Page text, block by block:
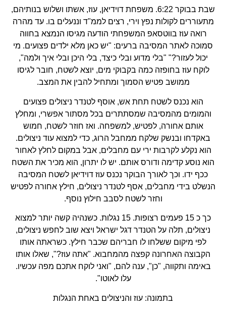
שבת בבוקר 6:22. משפחת דוידיאן, עוז, אשתו ושלוש בנותיהם,
מתעוררים לקולות נפץ וירי, רצים לממ"ד וננעלים בו. עד מהרה
רואה עוז בווטסאפ המשפחתי הודעה מגיסו הנמצא בחווה
סמוכה לאתר המסיבה ברעים: "יש כאן מלא ילדים פצועים. מי
יכול לעזור?" "בלי מדוע ובלי כיצד, בלי היכן ובלי איך ולמה",
לוקח עוז בחופזה כמה בקבוקי מים, יוצא לשטח, חובר לגיסו
ממושב פטיש הסמוך ומתחיל להבין את המצב.
הוא נכנס לשטח תחת אש, אוסף לטנדר ניצולים פצועים
והמומים מהמסיבה שמסתתרים בכל מסתור אפשרי, ומחלץ
אותם אחורה, לפטיש, למשפחה. ואז חוזר לשטח, חמוש
באקדחו ובנשק שלקח ממחבל הרוג, כדי למצוא עוד ניצולים.
הוא נקלע לקרבות ירי עם מחבלים, אבל במקום לחלץ לאחור
הוא נוסע קדימה ודורס אותם. יש לו יתרון, הוא מכיר את השטח
ככף ידו. וכך לאורך הבוקר נכנס עוז דוידיאן לשטח המסיבה
הנשלט בידי מחבלים, אסף לטנדר ניצולים, חילץ אחורה לפטיש
וחזר לשטח לסבב חילוץ נוסף.
כך כ 15 פעמים רצופות. 15 נגלות. כשנהיה קשה יותר למצוא
ניצולים, תלה על הטנדר דגל ישראל ויצא שוב לחפש ניצולים,
לפי מיקום ששלחו לו חבריהם שכבר חילץ. כשראתה אותו
הקבוצה האחרונה קפצה מהמחבוא. "אתה עוז?", שאלו אותו
באימה ותקווה, "כן", ענה להם, "ואני לוקח אתכם מפה עכשיו.
עלו לאוטו".
בתמונה: עוז והניצולים באחת הנגלות